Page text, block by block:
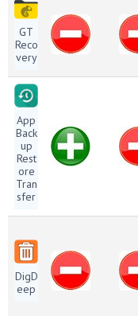
GT
Reco
very
App
Back
up
Rest
ore
Tran
sfer
DigD
eep